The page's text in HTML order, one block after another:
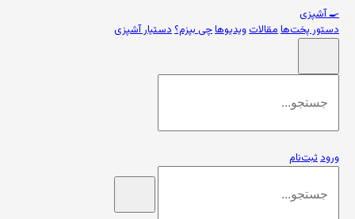
🍳آشپزی
دستور پخت‌هامقالاتویدیوهاچی بپزم؟دستیار آشپزی
ورودثبت‌نام